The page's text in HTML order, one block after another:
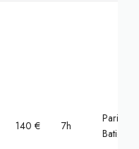
140 € 7h
Paris,